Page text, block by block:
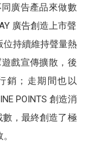
廣告產品來做數
廣告創造上市聲
位持續維持聲量熱
戲宣傳擴散，後
銷；走期間也以
POINTS 創造消
數，最終創造了極